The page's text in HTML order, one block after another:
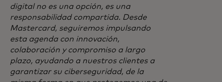
digital no es una opción, es una
responsabilidad compartida. Desde
Mastercard, seguiremos impulsando
esta agenda con innovación,
colaboración y compromiso a largo
plazo, ayudando a nuestros clientes a
garantizar su ciberseguridad, de la